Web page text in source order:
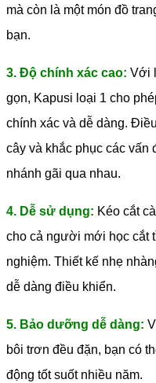
mà còn là một món đồ
bạn.
3. Độ chính xác cao: Với
gọn, Kapusi loại 1 cho
chính xác và dễ dàng.
cây và khắc phục các vấn
nhánh gãi qua nhau.
4. Dễ sử dụng: Kéo cắt
cho cả người mới học cắt
nghiệm. Thiết kế nhẹ
dễ dàng điều khiển.
5. Bảo dưỡng dễ dàng:
bôi trơn đều đặn, bạn có
động tốt suốt nhiều năm.